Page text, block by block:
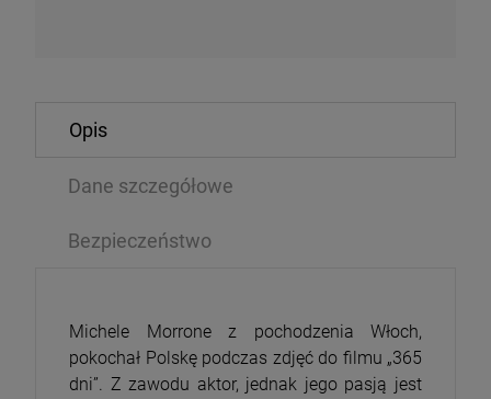
zł 134,99 zł
Opis
Dane szczegółowe
Bezpieczeństwo
Michele Morrone z pochodzenia Włoch,
pokochał Polskę podczas zdjęć do filmu „365
dni”. Z zawodu aktor, jednak jego pasją jest